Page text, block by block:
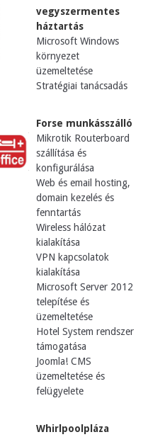
vegyszermentes
háztartás
Microsoft Windows
környezet
üzemeltetése
Stratégiai tanácsadás
Forse munkásszálló
Mikrotik Routerboard
szállítása és
konfigurálása
Web és email hosting,
domain kezelés és
fenntartás
Wireless hálózat
kialakítása
VPN kapcsolatok
kialakítása
Microsoft Server 2012
telepítése és
üzemeltetése
Hotel System rendszer
támogatása
Joomla! CMS
üzemeltetése és
felügyelete
Whirlpoolpláza